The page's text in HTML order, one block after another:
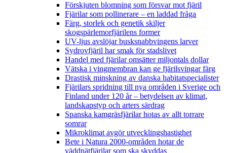
Förskjuten blomning som försvar mot fjäril
Fjärilar som pollinerare – en laddad fråga
Färg, storlek och genetik skiljer
skogspärlemorfjärilens former
UV-ljus avslöjar busksnabbvingens larver
Sydrovfjäril har smak för stadslivet
Handel med fjärilar omsätter miljontals dollar
Vätska i vingmembran kan ge fjärilsvingar färg
Drastisk minskning av danska habitatspecialister
Fjärilars spridning till nya områden i Sverige och
Finland under 120 år– betydelsen av klimat,
landskapstyp och arters särdrag
Spanska kamgräsfjärilar hotas av allt torrare
somrar
Mikroklimat avgör utvecklingshastighet
Bete i Natura 2000-områden hotar de
väddnätfjärilar som ska skyddas